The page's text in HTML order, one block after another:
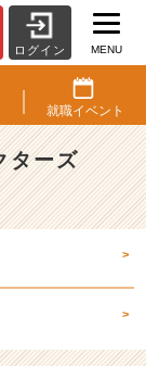
ログイン MENU
就職イベント
ターズ
>
>